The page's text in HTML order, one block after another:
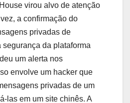
virou alvo de atenção
a confirmação do
privadas de
da plataforma
um alerta nos
envolve um hacker que
privadas de um
las em um site chinês. A